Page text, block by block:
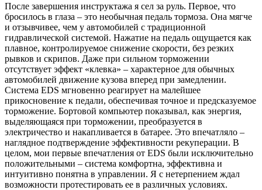
После завершения инструктажа я сел за руль. Первое, что
бросилось в глаза – это необычная педаль тормоза. Она мягче
и отзывчивее, чем у автомобилей с традиционной
гидравлической системой. Нажатие на педаль ощущается как
плавное, контролируемое снижение скорости, без резких
рывков и скрипов. Даже при сильном торможении
отсутствует эффект «клевка» – характерное для обычных
автомобилей движение кузова вперед при замедлении.
Система EDS мгновенно реагирует на малейшее
прикосновение к педали, обеспечивая точное и предсказуемое
торможение. Бортовой компьютер показывал, как энергия,
выделяющаяся при торможении, преобразуется в
электричество и накапливается в батарее. Это впечатляло –
наглядное подтверждение эффективности рекуперации. В
целом, мои первые впечатления от EDS были исключительно
положительными – система комфортна, эффективна и
интуитивно понятна в управлении. Я с нетерпением ждал
возможности протестировать ее в различных условиях.